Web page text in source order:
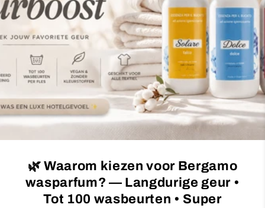
c
t
o
n
:
🌿 Waarom kiezen voor Bergamo
wasparfum? — Langdurige geur •
Tot 100 wasbeurten • Super